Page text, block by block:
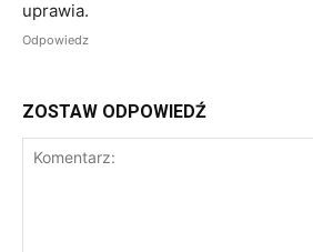
uprawia.
Odpowiedz
ZOSTAW ODPOWIEDŹ